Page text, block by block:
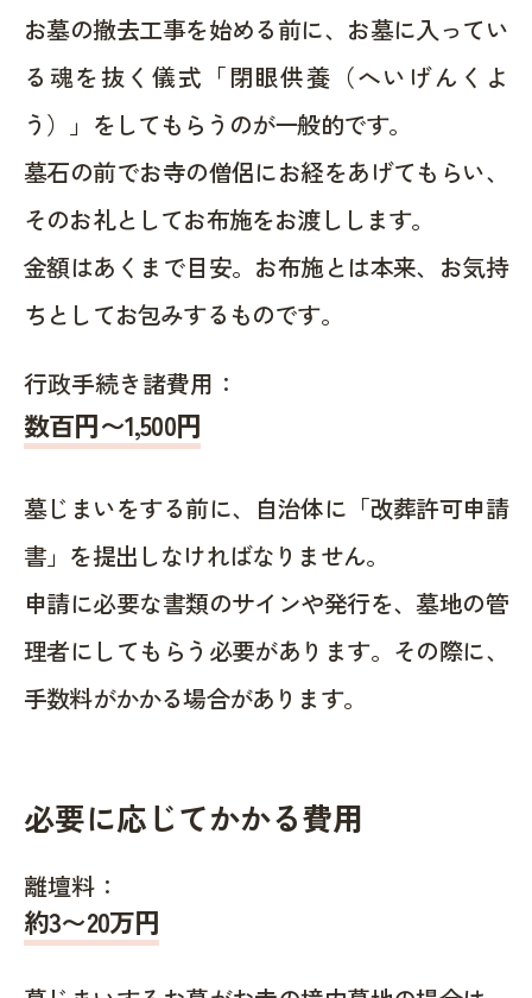
お墓の撤去工事を始める前に、お墓に入ってい
る魂を抜く儀式「閉眼供養（へいげんくよ
う）」をしてもらうのが一般的です。
墓石の前でお寺の僧侶にお経をあげてもらい、
そのお礼としてお布施をお渡しします。
金額はあくまで目安。お布施とは本来、お気持
ちとしてお包みするものです。
行政手続き諸費用：
数百円〜1,500円
墓じまいをする前に、自治体に「改葬許可申請
書」を提出しなければなりません。
申請に必要な書類のサインや発行を、墓地の管
理者にしてもらう必要があります。その際に、
手数料がかかる場合があります。
必要に応じてかかる費用
離壇料：
約3〜20万円